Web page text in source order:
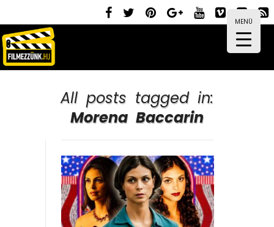
MENÜ
All posts tagged in:
Morena Baccarin